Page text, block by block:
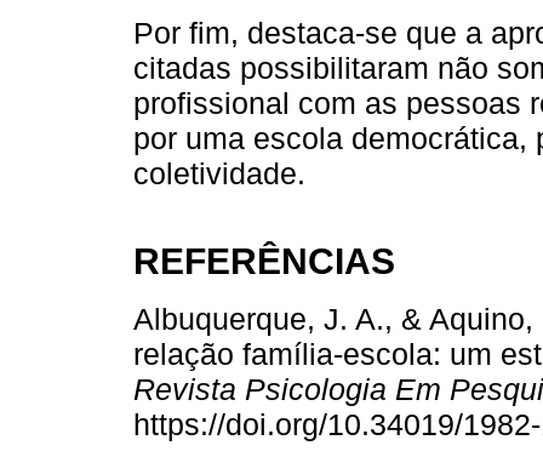
Por fim, destaca-se que a
citadas possibilitaram não
profissional com as pessoas
por uma escola
coletividade.
REFERÊNCIAS
Albuquerque, J. A., &
relação família-escola: um
Revista Psicologia Em
https://doi.org/10.34019/